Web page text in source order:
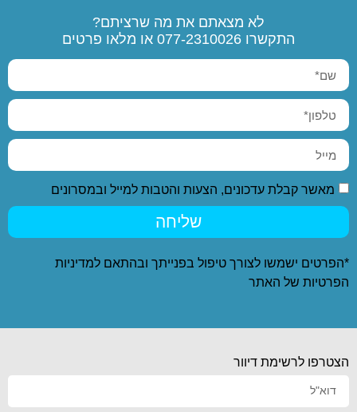
לא מצאתם את מה שרציתם?
התקשרו 077-2310026 או מלאו פרטים
מאשר קבלת עדכונים, הצעות והטבות למייל ובמסרונים
שליחה
*הפרטים ישמשו לצורך טיפול בפנייתך ובהתאם למדיניות
הפרטיות של האתר
הצטרפו לרשימת דיוור